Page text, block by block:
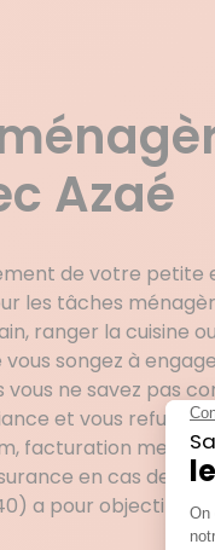
Azaé
de votre petite
les tâches
ranger la cuisine
songez à
vous ne savez pas
et vous refusez
facturation
en cas de bris
a pour objectif